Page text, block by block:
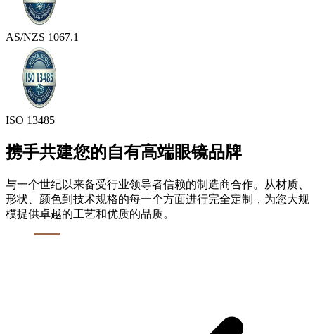
AS/NZS 1067.1
ISO 13485
携手共建您的自有高端眼镜品牌
与一个世纪以来备受行业领导者信赖的制造商合作。从材质、
形状、颜色到技术规格的每一个方面进行完全定制，为您大规
模提供卓越的工艺和优质的品质。